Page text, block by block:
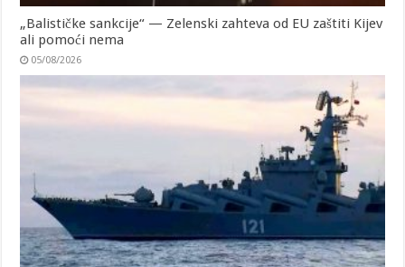
„Balističke sankcije“ — Zelenski zahteva od EU zaštiti Kijev
ali pomoći nema
05/08/2026